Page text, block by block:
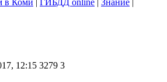
в Коми | ГИБДД online | Знание |
12:15 3279 3